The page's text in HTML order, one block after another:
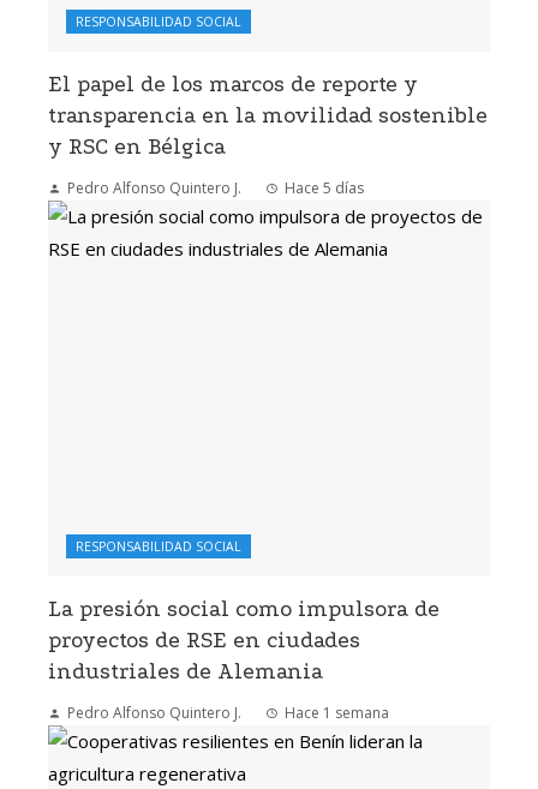
RESPONSABILIDAD SOCIAL
El papel de los marcos de reporte y
transparencia en la movilidad sostenible
y RSC en Bélgica
Pedro Alfonso Quintero J. Hace 5 días
RESPONSABILIDAD SOCIAL
La presión social como impulsora de
proyectos de RSE en ciudades
industriales de Alemania
Pedro Alfonso Quintero J. Hace 1 semana